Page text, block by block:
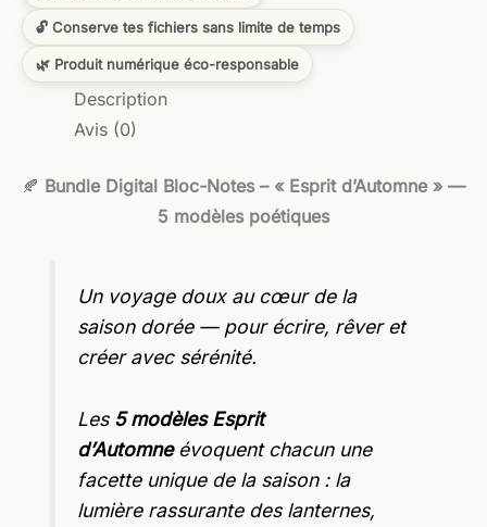
🔓 Conserve tes fichiers sans limite de temps
🌿 Produit numérique éco-responsable
Description
Avis (0)
🍂 Bundle Digital Bloc-Notes – « Esprit d’Automne » —
5 modèles poétiques
Un voyage doux au cœur de la
saison dorée — pour écrire, rêver et
créer avec sérénité.
Les 5 modèles Esprit
d’Automneévoquent chacun une
facette unique de la saison : la
lumière rassurante des lanternes,